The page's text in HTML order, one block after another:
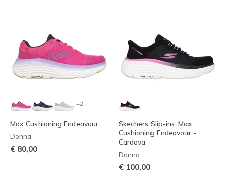
+2
Max Cushioning Endeavour
Donna
€ 80,00
Skechers Slip-ins: Max
Cushioning Endeavour -
Cardova
Donna
€ 100,00